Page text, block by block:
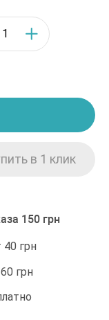
150 грн
грн
грн